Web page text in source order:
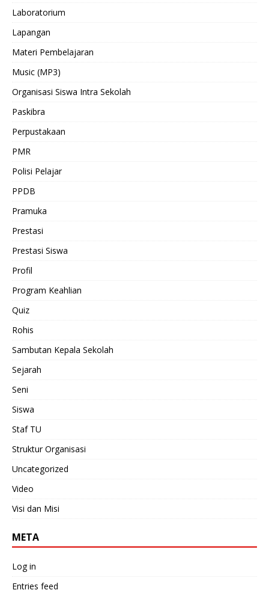
Laboratorium
Lapangan
Materi Pembelajaran
Music (MP3)
Organisasi Siswa Intra Sekolah
Paskibra
Perpustakaan
PMR
Polisi Pelajar
PPDB
Pramuka
Prestasi
Prestasi Siswa
Profil
Program Keahlian
Quiz
Rohis
Sambutan Kepala Sekolah
Sejarah
Seni
Siswa
Staf TU
Struktur Organisasi
Uncategorized
Video
Visi dan Misi
META
Log in
Entries feed